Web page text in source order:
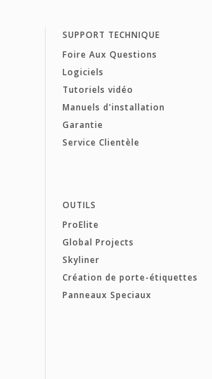
SUPPORT TECHNIQUE
Foire Aux Questions
Logiciels
Tutoriels vidéo
Manuels d'installation
Garantie
Service Clientèle
OUTILS
ProElite
Global Projects
Skyliner
Création de porte-étiquettes
Panneaux Speciaux